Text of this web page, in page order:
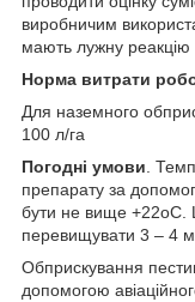
виробничим
мають лужну реакцію
Норма витрати
Для наземного
100 л/га
Погодні умови.
препарату за
бути не вище +22оС.
перевищувати 3 – 4
Обприскування
допомогою